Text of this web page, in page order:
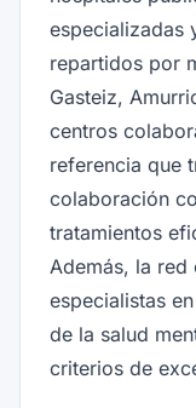
especializadas
repartidos por
Gasteiz,
centros
referencia que
colaboración
tratamientos
Además, la red
especialistas
de la salud
criterios de